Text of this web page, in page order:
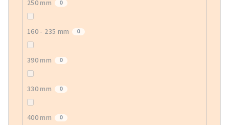
250 mm 0
160 - 235 mm 0
390 mm 0
330 mm 0
400 mm 0